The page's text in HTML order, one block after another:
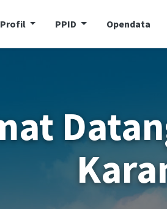
Profil PPID Opendata